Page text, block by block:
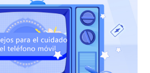
México | Seleccione país/región